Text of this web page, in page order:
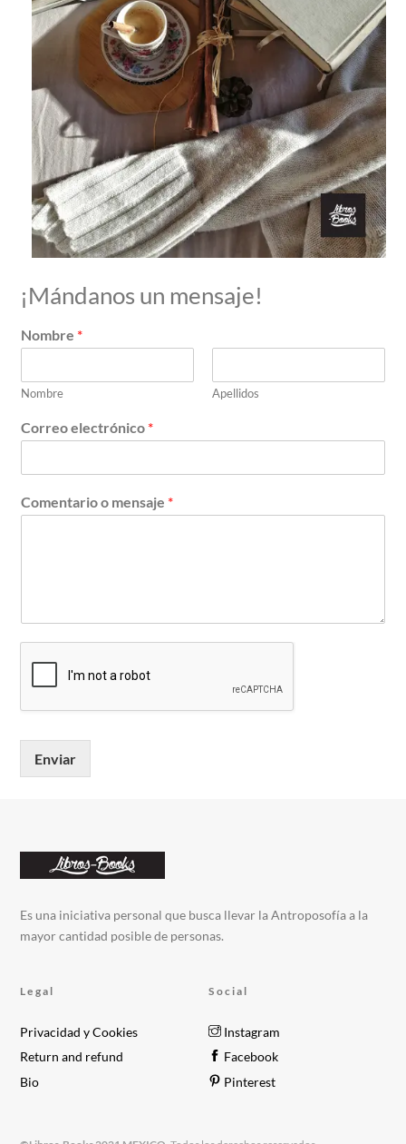
¡Mándanos un mensaje!
Nombre *
Nombre Apellidos
Correo electrónico *
Comentario o mensaje *
Enviar
Es una iniciativa personal que busca llevar la Antroposofía a la
mayor cantidad posible de personas.
Legal
Privacidad y Cookies
Return and refund
Bio
Social
Instagram
Facebook
Pinterest